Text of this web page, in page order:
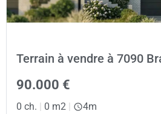
Terrain à vendre à 7090
90.000 €
0 ch. | 0 m2 | 4m